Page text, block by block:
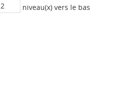
niveau(x) vers le bas